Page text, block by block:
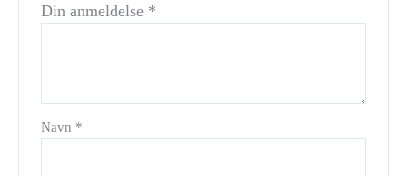
Din anmeldelse *
Navn *